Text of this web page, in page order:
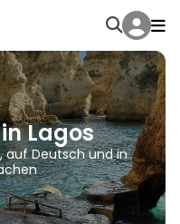
Lagos
auf Deutsch und in